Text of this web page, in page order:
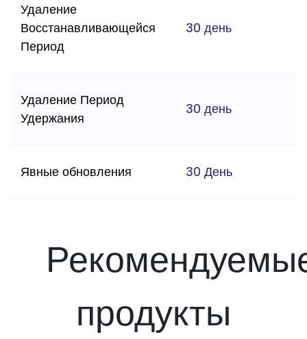
Удаление
Восстанавливающейся
Период
30 день
Удаление Период
Удержания
30 день
Явные обновления 30 День
продукты